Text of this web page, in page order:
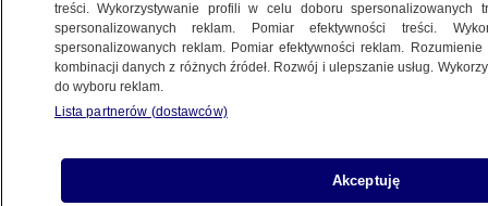
15.06.2022, 19:11
Udostępnij
rok wyborów samorządowych. I podpierają się
stanowiskiem Państwowej Komisji Wyborczej.
treści. Wykorzystywanie profili w celu doboru spersonalizowanych
spersonalizowanych reklam. Pomiar efektywności treści.
spersonalizowanych reklam. Pomiar efektywności reklam.
kombinacji danych z różnych źródeł. Rozwój i ulepszanie usług.
do wyboru reklam.
Lista partnerów (dostawców)
Akceptuję